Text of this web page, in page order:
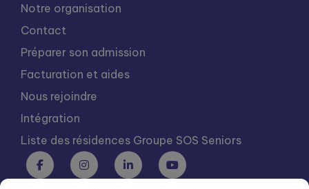
Notre organisation
Contact
Préparer son admission
Facturation et aides
Nous rejoindre
Intégration
Liste des résidences Groupe SOS Seniors